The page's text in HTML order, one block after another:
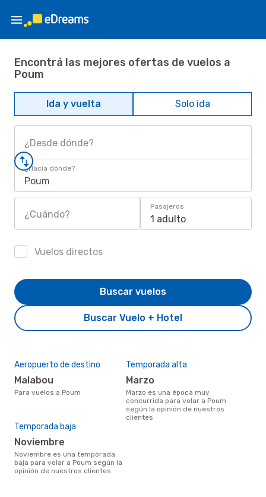
Encontrá las mejores ofertas de vuelos a
Poum
Ida y vuelta Solo ida
¿Desde dónde?
¿Hacia dónde?
Poum
¿Cuándo?
Pasajeros
1 adulto
Vuelos directos
Buscar Vuelo + Hotel
Buscar vuelos
Aeropuerto de destino
Malabou
Para vuelos a Poum
Temporada alta
marzo
marzo es una época muy
concurrida para volar a Poum
según la opinión de nuestros
clientes
Temporada baja
noviembre
noviembre es una temporada
baja para volar a Poum según la
opinión de nuestros clientes